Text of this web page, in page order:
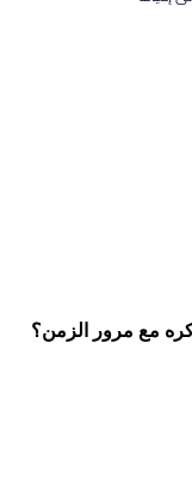
مع مرور الزمن؟